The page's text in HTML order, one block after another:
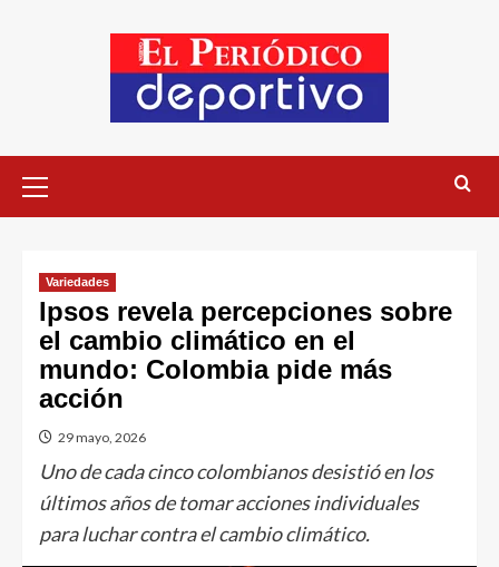
Variedades
Ipsos revela percepciones sobre
el cambio climático en el
mundo: Colombia pide más
acción
29 mayo, 2026
Uno de cada cinco colombianos desistió en los
últimos años de tomar acciones individuales
para luchar contra el cambio climático.